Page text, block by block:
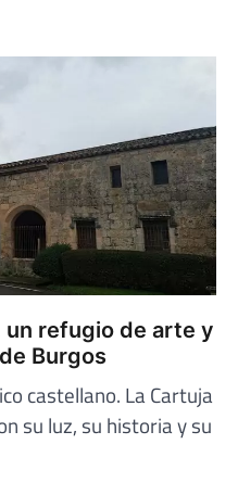
refugio de arte y
Burgos
castellano. La Cartuja
su luz, su historia y su